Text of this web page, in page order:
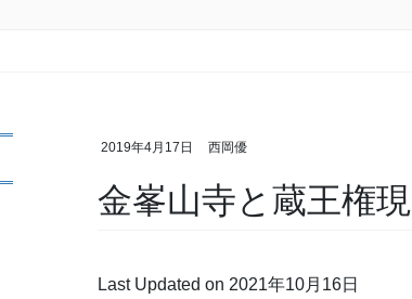
2019年4月17日 西岡優
金峯山寺と蔵王権現
Last Updated on 2021年10月16日